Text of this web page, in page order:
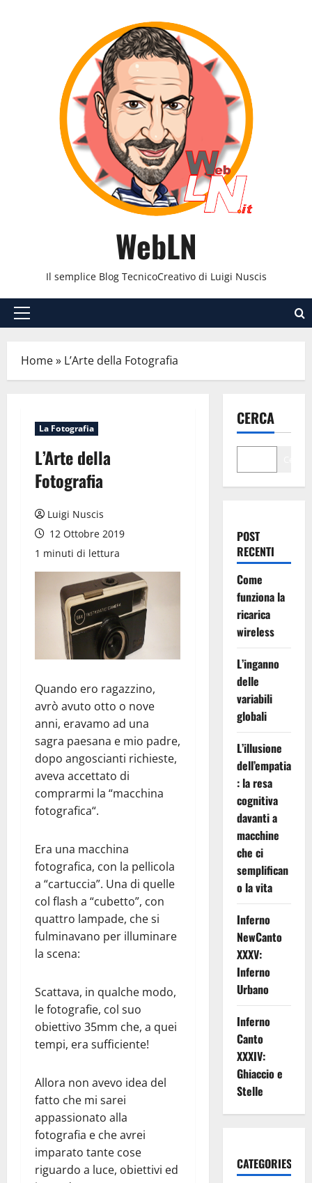
WebLN
Il semplice Blog TecnicoCreativo di Luigi Nuscis
Menu
Home» L’Arte della Fotografia
La Fotografia
L’Arte della
Fotografia
Luigi Nuscis
12 Ottobre 2019
1 minuti di lettura
Quando ero ragazzino,
avrò avuto otto o nove
anni, eravamo ad una
sagra paesana e mio padre,
dopo angoscianti richieste,
aveva accettato di
comprarmi la “macchina
fotografica“.
Era una macchina
fotografica, con la pellicola
a “cartuccia”. Una di quelle
col flash a “cubetto”, con
quattro lampade, che si
fulminavano per illuminare
la scena:
Scattava, in qualche modo,
le fotografie, col suo
obiettivo 35mm che, a quei
tempi, era sufficiente!
Allora non avevo idea del
fatto che mi sarei
appassionato alla
fotografia e che avrei
imparato tante cose
riguardo a luce, obiettivi ed
CERCA
POST
RECENTI
Come
funziona la
ricarica
wireless
L’inganno
delle
variabili
globali
L’illusione
dell’empatia
: la resa
cognitiva
davanti a
macchine
che ci
semplifican
o la vita
Inferno
NewCanto
XXXV:
Inferno
Urbano
Inferno
Canto
XXXIV:
Ghiaccio e
Stelle
CATEGORIES